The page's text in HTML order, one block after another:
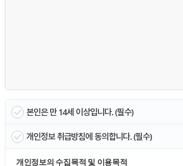
본인은 만 14세 이상입니다. (필수)
개인정보 취급방침에 동의합니다. (필수)
개인정보의 수집목적 및 이용목적